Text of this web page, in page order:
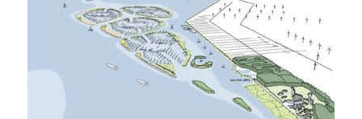
SLA VOORKEUREN OP